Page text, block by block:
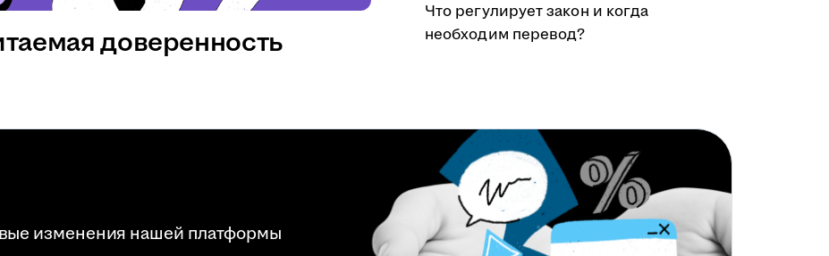
Что регулирует закон и когда
необходим перевод?
доверенность
изменения нашей платформы